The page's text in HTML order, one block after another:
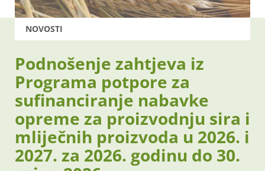
NOVOSTI
Podnošenje zahtjeva iz
Programa potpore za
sufinanciranje nabavke
opreme za proizvodnju sira i
mliječnih proizvoda u 2026. i
2027. za 2026. godinu do 30.